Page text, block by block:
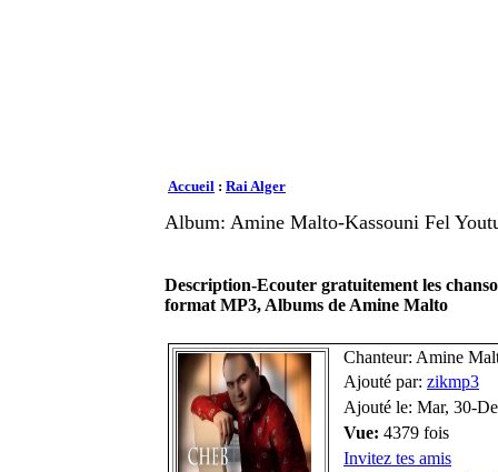
Accueil : Rai Alger
Album: Amine Malto-Kassouni Fel
Description-Ecouter gratuitement les
format MP3, Albums de Amine Malto
Chanteur: Amine
Ajouté par: zikmp3
Ajouté le: Mar, 30-
Vue: 4379 fois
Invitez tes amis